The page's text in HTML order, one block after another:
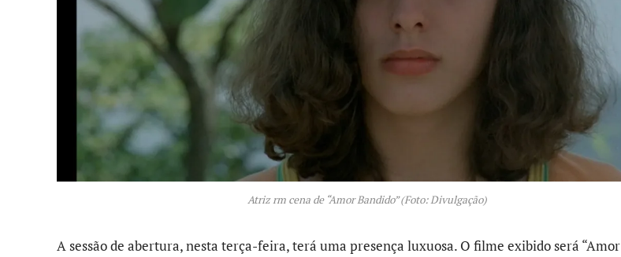
Atriz rm cena de “Amor Bandido” (Foto: Divulgação)
A sessão de abertura, nesta terça-feira, terá uma presença luxuosa. O filme exibido será “Amor